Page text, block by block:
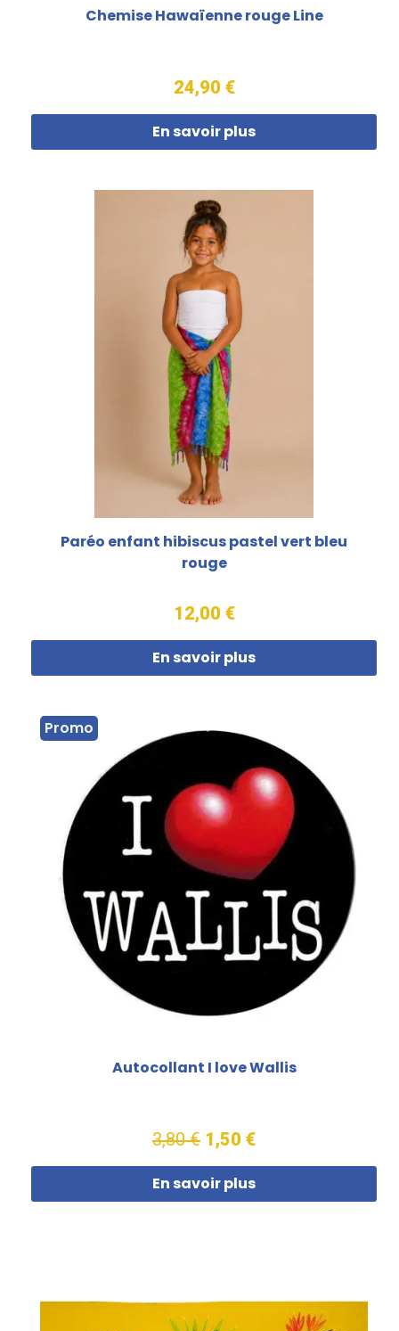
Chemise Hawaïenne rouge Line
24,90 €
En savoir plus
Paréo enfant hibiscus pastel vert bleu
rouge
12,00 €
En savoir plus
Promo
Autocollant I love Wallis
3,80 € 1,50 €
En savoir plus